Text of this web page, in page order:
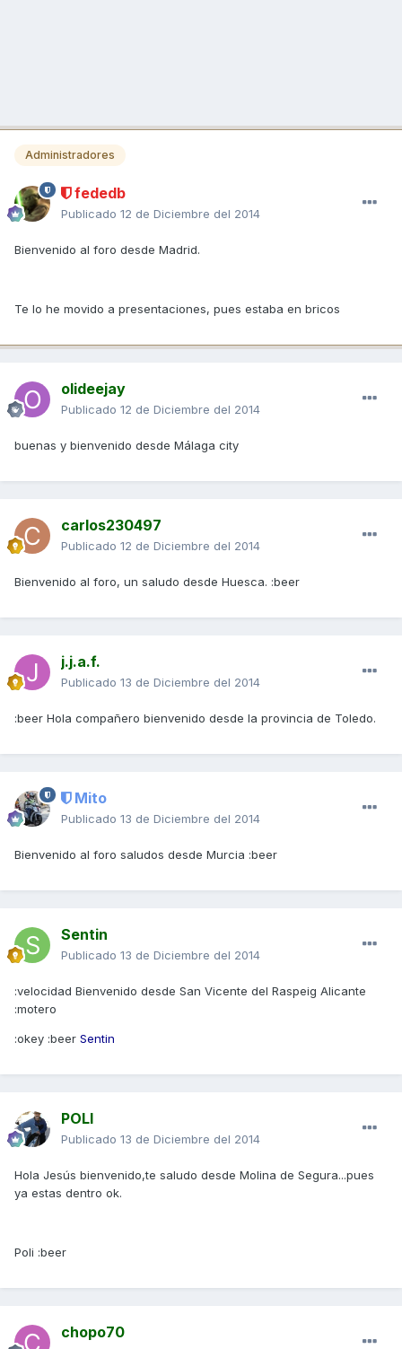
Administradores
fededb
Publicado 12 de Diciembre del 2014
Bienvenido al foro desde Madrid.
Te lo he movido a presentaciones, pues estaba en bricos
olideejay
Publicado 12 de Diciembre del 2014
buenas y bienvenido desde Málaga city
carlos230497
Publicado 12 de Diciembre del 2014
Bienvenido al foro, un saludo desde Huesca. :beer
j.j.a.f.
Publicado 13 de Diciembre del 2014
:beer Hola compañero bienvenido desde la provincia de Toledo.
Mito
Publicado 13 de Diciembre del 2014
Bienvenido al foro saludos desde Murcia :beer
Sentin
Publicado 13 de Diciembre del 2014
:velocidad Bienvenido desde San Vicente del Raspeig Alicante
:motero
:okey :beer Sentin
POLI
Publicado 13 de Diciembre del 2014
Hola Jesús bienvenido,te saludo desde Molina de Segura...pues
ya estas dentro ok.
Poli :beer
chopo70